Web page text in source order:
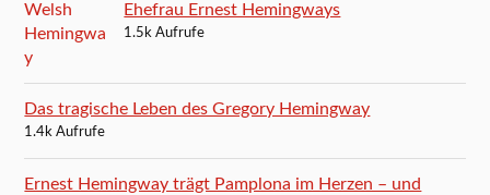
Ehefrau Ernest Hemingways
1.5k Aufrufe
Das tragische Leben des Gregory Hemingway
1.4k Aufrufe
Ernest Hemingway trägt Pamplona im Herzen – und